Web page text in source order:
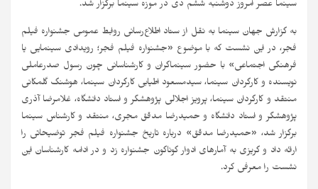
سینما عصر امروز دوشنبه ششم دی در موزه سینما برگزار شد.
به گزارش جهان سینما به نقل از ستاد اطلاع‌رسانی روابط عمومی جشنواره فیلم
فجر، در این نشست که با موضوع «جشنواره فیلم فجر؛ رویدادی سینمایی یا
فرهنگی اجتماعی» با حضور سینماگران و کارشناسانی چون رسول صدرعاملی
نویسنده و کارگردان سینما، سیدمسعود اطیابی کارگردان سینما، هوشنگ گلمکانی
منتقد و کارگردان سینما، پرویز اجلالی پژوهشگر و استاد دانشگاه، غلامرضا آذری
پژوهشگر و استاد دانشگاه و حمیدرضا مدقق مجری، منتقد و کارشناس سینما
برگزار شد، «حمیدرضا مدقق» درباره تاریخ جشنواره فیلم فجر توضیحاتی را
ارائه داد و گریزی به آمارهای ادوار گوناگون جشنواره زد و در ادامه کارشناسان این
نشست را معرفی کرد.